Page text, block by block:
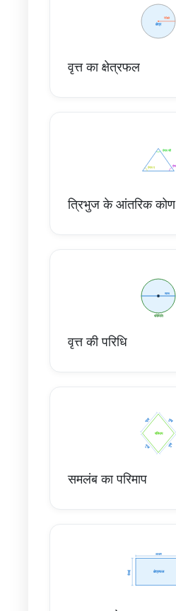
वृत्त का क्षेत्रफल
त्रिभुज के आंतरिक कोण
वृत्त की परिधि
समलंब का परिमाप